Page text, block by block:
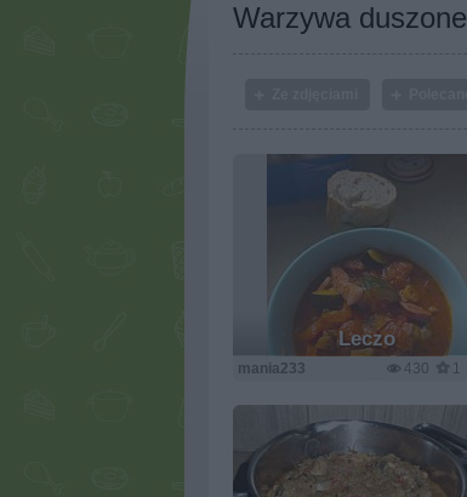
Warzywa duszone
Leczo
430 1
mania233